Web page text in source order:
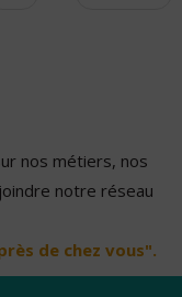
nos métiers, nos
notre réseau
de chez vous".